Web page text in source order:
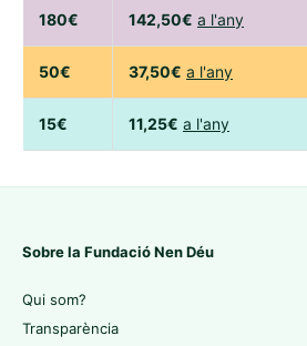
180€ 142,50€ a l'any
50€ 37,50€ a l'any
15€ 11,25€ a l'any
Sobre la Fundació Nen Déu
Qui som?
Transparència